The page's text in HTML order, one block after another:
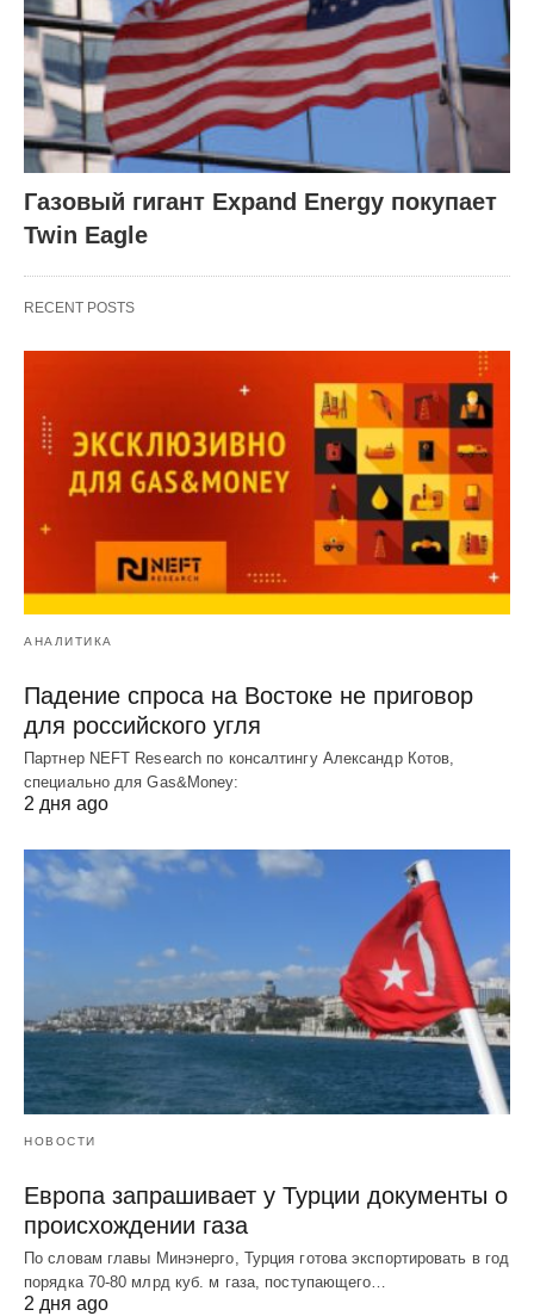
Газовый гигант Expand Energy покупает
Twin Eagle
RECENT POSTS
АНАЛИТИКА
Падение спроса на Востоке не приговор
для российского угля
Партнер NEFT Research по консалтингу Александр Котов,
специально для Gas&Money:
2 дня ago
НОВОСТИ
Европа запрашивает у Турции документы о
происхождении газа
По словам главы Минэнерго, Турция готова экспортировать в год
порядка 70-80 млрд куб. м газа, поступающего…
2 дня ago